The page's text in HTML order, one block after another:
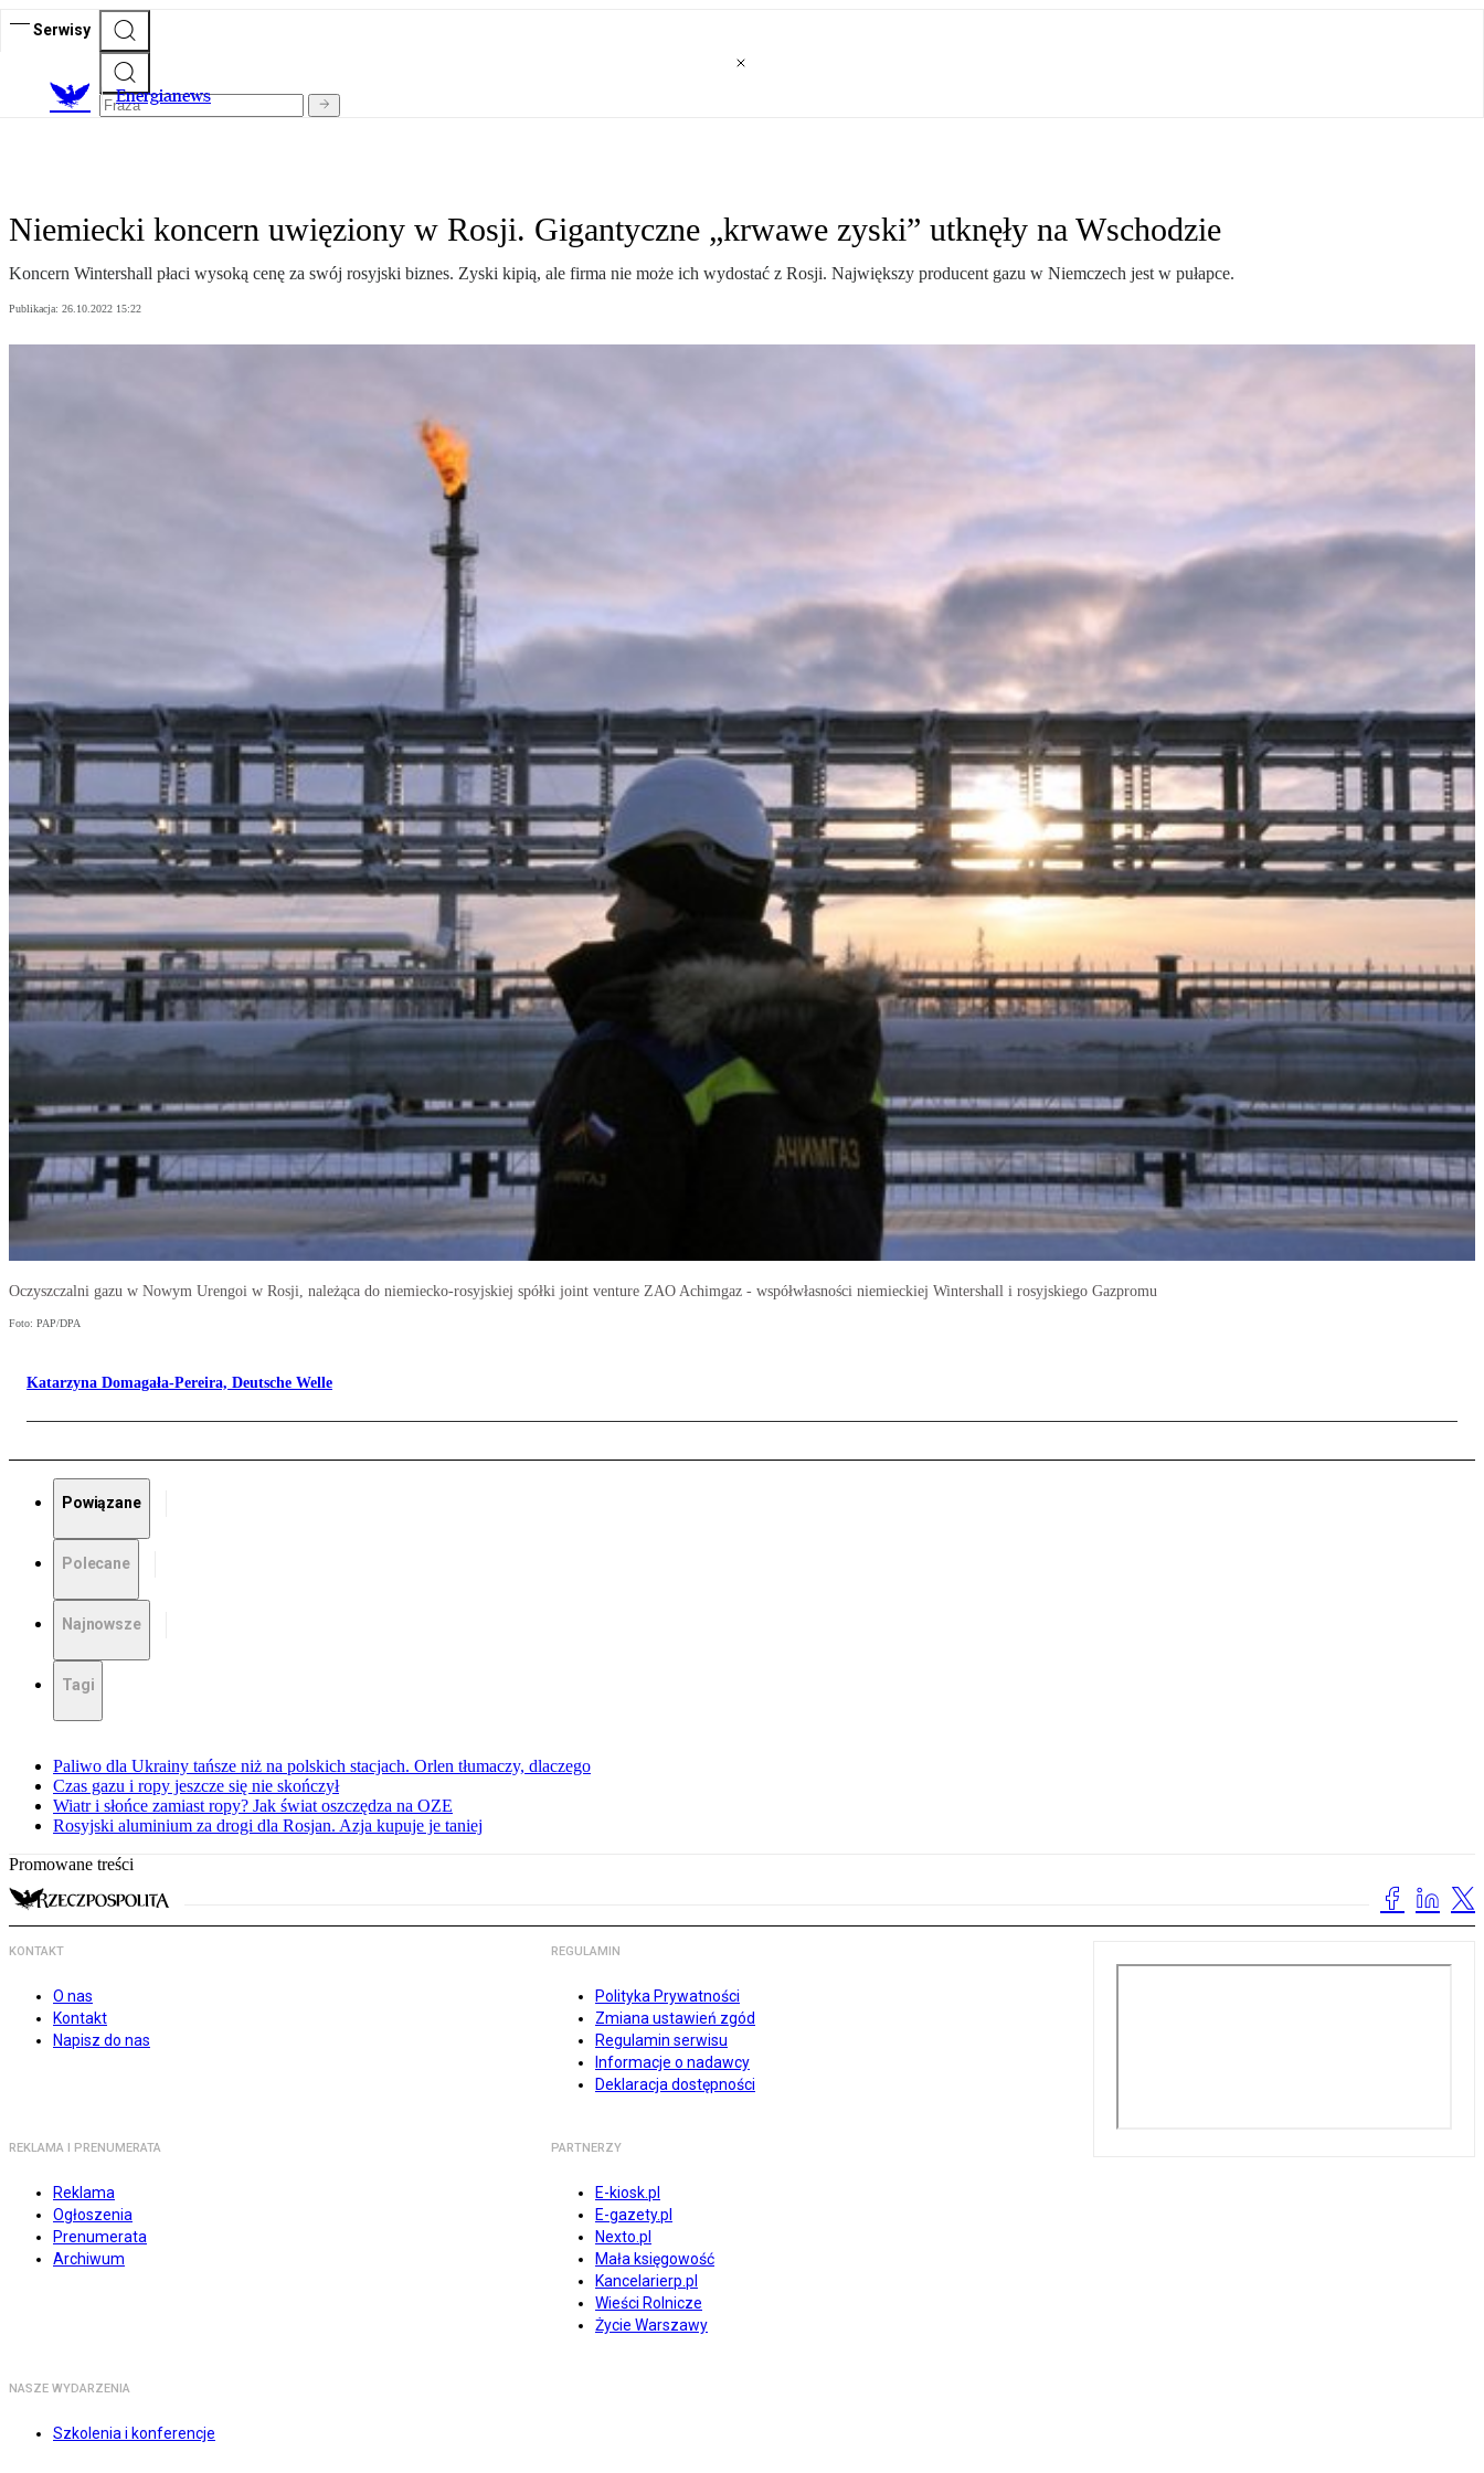
Serwisy
Energianews
Niemiecki koncern uwięziony w Rosji. Gigantyczne „krwawe zyski” utknęły na Wschodzie
Koncern Wintershall płaci wysoką cenę za swój rosyjski biznes. Zyski kipią, ale firma nie może ich wydostać z Rosji. Największy producent gazu w Niemczech jest w pułapce.
Publikacja: 26.10.2022 15:22
Oczyszczalni gazu w Nowym Urengoi w Rosji, należąca do niemiecko-rosyjskiej spółki joint venture ZAO Achimgaz - współwłasności niemieckiej Wintershall i rosyjskiego Gazpromu
Foto: PAP/DPA
Katarzyna Domagała-Pereira, Deutsche Welle
Powiązane
Polecane
Najnowsze
Tagi
Paliwo dla Ukrainy tańsze niż na polskich stacjach. Orlen tłumaczy, dlaczego
Czas gazu i ropy jeszcze się nie skończył
Wiatr i słońce zamiast ropy? Jak świat oszczędza na OZE
Rosyjski aluminium za drogi dla Rosjan. Azja kupuje je taniej
Promowane treści
KONTAKT
O nas
Kontakt
Napisz do nas
REGULAMIN
Polityka Prywatności
Zmiana ustawień zgód
Regulamin serwisu
Informacje o nadawcy
Deklaracja dostępności
REKLAMA I PRENUMERATA
Reklama
Ogłoszenia
Prenumerata
Archiwum
PARTNERZY
E-kiosk.pl
E-gazety.pl
Nexto.pl
Mała księgowość
Kancelarierp.pl
Wieści Rolnicze
Życie Warszawy
NASZE WYDARZENIA
Szkolenia i konferencje